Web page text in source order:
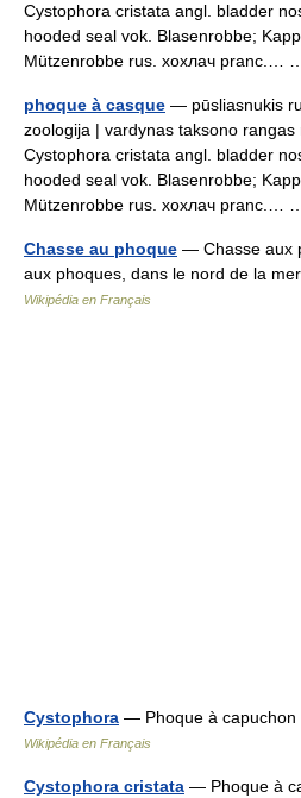
Cystophora cristata angl. bladder
hooded seal vok. Blasenrobbe;
Mützenrobbe rus. хохлач pranc.…
phoque à casque — pūsliasnukis
zoologija | vardynas taksono rangas
Cystophora cristata angl. bladder
hooded seal vok. Blasenrobbe;
Mützenrobbe rus. хохлач pranc.…
Chasse au phoque — Chasse aux
aux phoques, dans le nord de la
Wikipédia en Français
Cystophora — Phoque à
Wikipédia en Français
Cystophora cristata — Phoque à